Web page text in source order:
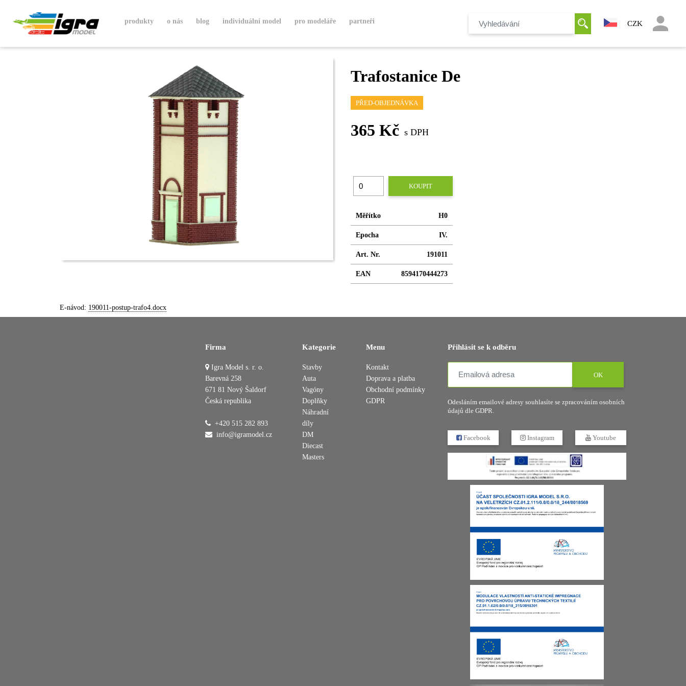
produkty o nás blog individuální model pro modeláře partneři CZK
E-návod: 190011-postup-trafo4.docx
Trafostanice De
PŘED-OBJEDNÁVKA
365 Kč s DPH
KOUPIT
Měřítko H0
Epocha IV.
Art. Nr. 191011
EAN 8594170444273
Firma
Igra Model s. r. o.
Barevná 258
671 81 Nový Šaldorf
Česká republika
+420 515 282 893
info@igramodel.cz
Kategorie
Stavby
Auta
Vagóny
Doplňky
Náhradní
díly
DM
Diecast
Masters
Menu
Kontakt
Doprava a platba
Obchodní podmínky
GDPR
Přihlásit se k odběru
OK
Odesláním emailové adresy souhlasíte se zpracováním osobních
údajů dle GDPR.
Facebook Instagram Youtube
Přidáno do košíku
Pokračovat v nákupu Dokončit objednávku